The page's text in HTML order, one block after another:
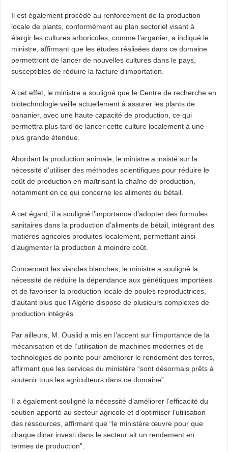
Il est également procédé au renforcement de la production
locale de plants, conformément au plan sectoriel visant à
élargir les cultures arboricoles, comme l’arganier, a indiqué le
ministre, affirmant que les études réalisées dans ce domaine
permettront de lancer de nouvelles cultures dans le pays,
susceptibles de réduire la facture d’importation.
A cet effet, le ministre a souligné que le Centre de recherche en
biotechnologie veille actuellement à assurer les plants de
bananier, avec une haute capacité de production, ce qui
permettra plus tard de lancer cette culture localement à une
plus grande étendue.
Abordant la production animale, le ministre a insisté sur la
nécessité d’utiliser des méthodes scientifiques pour réduire le
coût de production en maîtrisant la chaîne de production,
notamment en ce qui concerne les aliments du bétail.
A cet égard, il a souligné l’importance d’adopter des formules
sanitaires dans la production d’aliments de bétail, intégrant des
matières agricoles produites localement, permettant ainsi
d’augmenter la production à moindre coût.
Concernant les viandes blanches, le ministre a souligné la
nécessité de réduire la dépendance aux génétiques importées
et de favoriser la production locale de poules reproductrices,
d’autant plus que l’Algérie dispose de plusieurs complexes de
production intégrés.
Par ailleurs, M. Oualid a mis en l’accent sur l’importance de la
mécanisation et de l’utilisation de machines modernes et de
technologies de pointe pour améliorer le rendement des terres,
affirmant que les services du ministère “sont désormais prêts à
soutenir tous les agriculteurs dans ce domaine”.
Il a également souligné la nécessité d’améliorer l’efficacité du
soutien apporté au secteur agricole et d’optimiser l’utilisation
des ressources, affirmant que “le ministère œuvre pour que
chaque dinar investi dans le secteur ait un rendement en
termes de production”.